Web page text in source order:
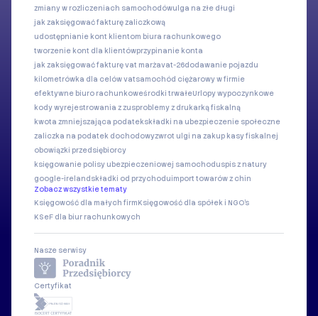
zmiany w rozliczeniach samochodówulga na złe długi
jak zaksięgować fakturę zaliczkową
udostępnianie kont klientom biura rachunkowego
tworzenie kont dla klientówprzypinanie konta
jak zaksięgować fakturę vat marżavat-26dodawanie pojazdu
kilometrówka dla celów vatsamochód ciężarowy w firmie
efektywne biuro rachunkoweśrodki trwałeUrlopy wypoczynkowe
kody wyrejestrowania z zusproblemy z drukarką fiskalną
kwota zmniejszająca podatekskładki na ubezpieczenie społeczne
zaliczka na podatek dochodowyzwrot ulgi na zakup kasy fiskalnej
obowiązki przedsiębiorcy
księgowanie polisy ubezpieczeniowej samochoduspis z natury
google-ireland składki od przychoduimport towarów z chin
Zobacz wszystkie tematy
Księgowość dla małych firmKsięgowość dla spółek i NGO's
KSeF dla biur rachunkowych
Nasze serwisy
Certyfikat